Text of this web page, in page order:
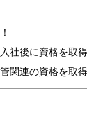
社後に資格を取得
連の資格を取得